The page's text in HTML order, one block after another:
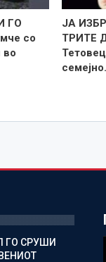
ГО
со
во
ЈА
ТРИТЕ
ГО СРУШИ